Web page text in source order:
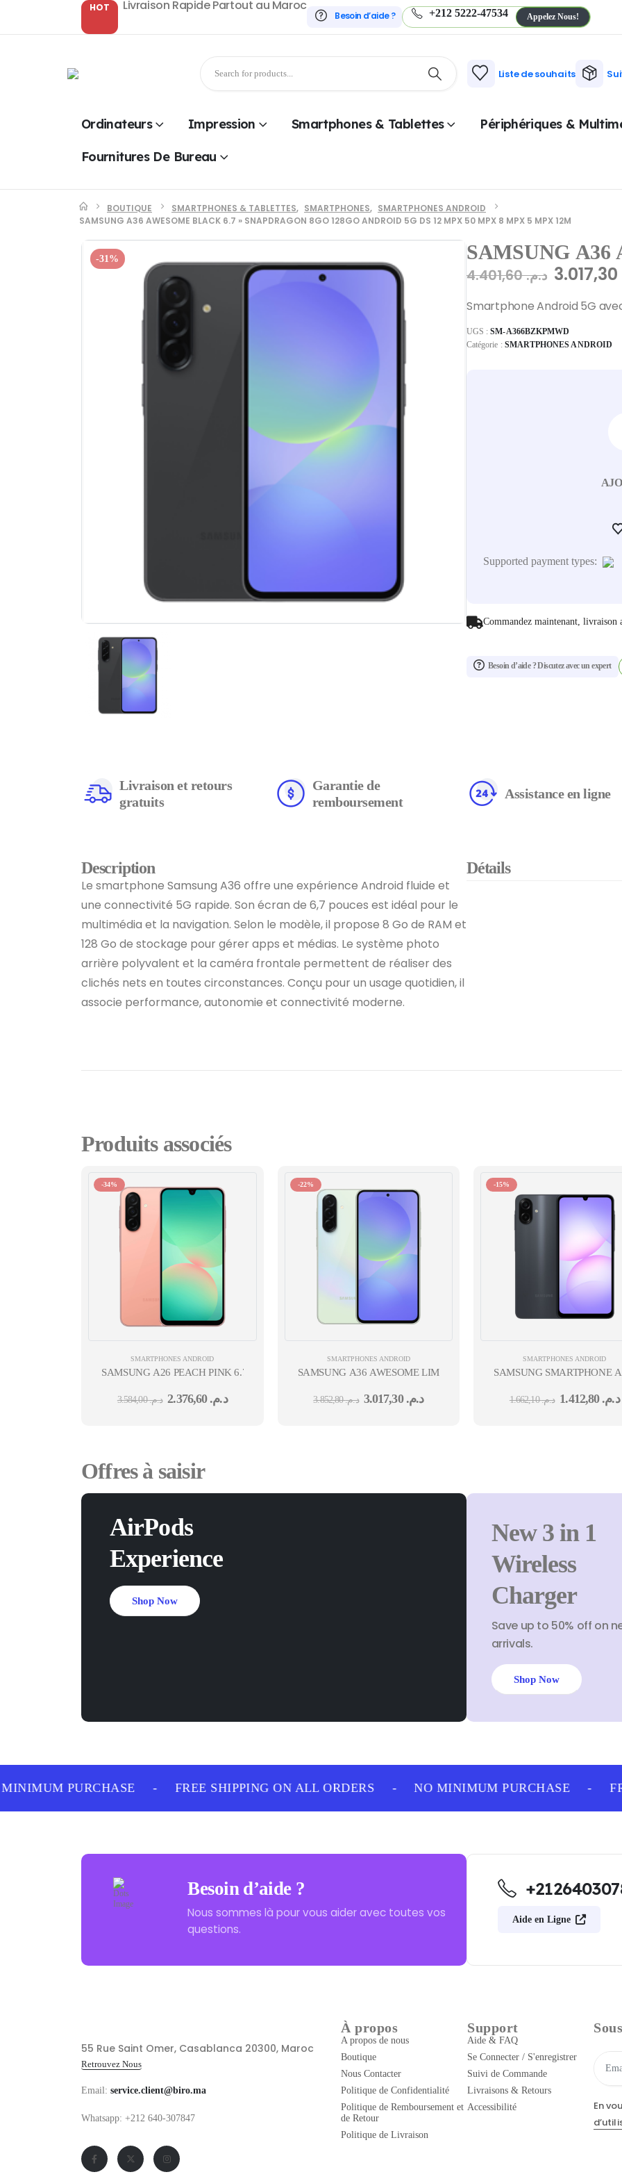
HOT Livraison Rapide Partout au Maroc
Besoin d’aide ? +212 5222-47534 Appelez Nous!
Liste de souhaits
Ordinateurs Impression Smartphones & Tablettes Périphériques &
Fournitures De Bureau
BOUTIQUE SMARTPHONES & TABLETTES, SMARTPHONES, SMARTPHONES ANDROID
SAMSUNG A36 AWESOME BLACK 6.7 » SNAPDRAGON 8GO 128GO ANDROID 5G DS 12 MPX 50 MPX 8 MPX 5 MPX 12M
-31% SAMSUNG A36
د.م.4.401,60
Smartphone Android 5G
UGS :SM-A366BZKPMWD
Catégorie : SMARTPHONES ANDROID
Supported payment types:
Commandez maintenant, livraison
Besoin d’aide ? Discutez avec un expert
Livraison et retours
gratuits
Garantie de
remboursement
Assistance en ligne
Description
Le smartphone Samsung A36 offre une expérience Android fluide et
une connectivité 5G rapide. Son écran de 6,7 pouces est idéal pour le
multimédia et la navigation. Selon le modèle, il propose 8 Go de RAM et
128 Go de stockage pour gérer apps et médias. Le système photo
arrière polyvalent et la caméra frontale permettent de réaliser des
clichés nets en toutes circonstances. Conçu pour un usage quotidien, il
associe performance, autonomie et connectivité moderne.
Détails
Produits associés
-34%
SMARTPHONES ANDROID
SAMSUNG A26 PEACH PINK 6.7'' EXYNOS 1380 6GO 128GO ANDROID 5G DS 13MPX 50MPX 8MPX 2MPX 12M
د.م.3.584,00 د.م. 2.376,60
-22%
SMARTPHONES ANDROID
SAMSUNG A36 AWESOME LIME 6.7'' SNAPDRAGON 8GO 128GO
د.م.3.852,80 د.م. 3.017,30
-15%
SMARTPHONES ANDROID
SAMSUNG SMARTPHONE
د.م.1.662,10 د.م. 1.412,80
Offres à saisir
AirPods
Experience
Shop Now
New 3 in 1
Wireless
Charger
Save up to 50% off on
arrivals.
Shop Now
PURCHASE FREE SHIPPING ON ALL ORDERS NO MINIMUM PURCHASE
Besoin d’aide ?
Nous sommes là pour vous aider avec toutes vos
questions.
Aide en Ligne
55 Rue Saint Omer, Casablanca 20300, Maroc
Retrouvez Nous
Email: service.client@biro.ma
Whatsapp: +212 640-307847
À propos
A propos de nous
Boutique
Nous Contacter
Politique de Confidentialité
Politique de Remboursement et
de Retour
Politique de Livraison
Support
Aide & FAQ
Se Connecter / S'enregistrer
Suivi de Commande
Livraisons & Retours
Accessibilité
En